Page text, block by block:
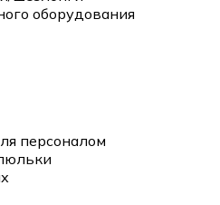
оборудования
персоналом